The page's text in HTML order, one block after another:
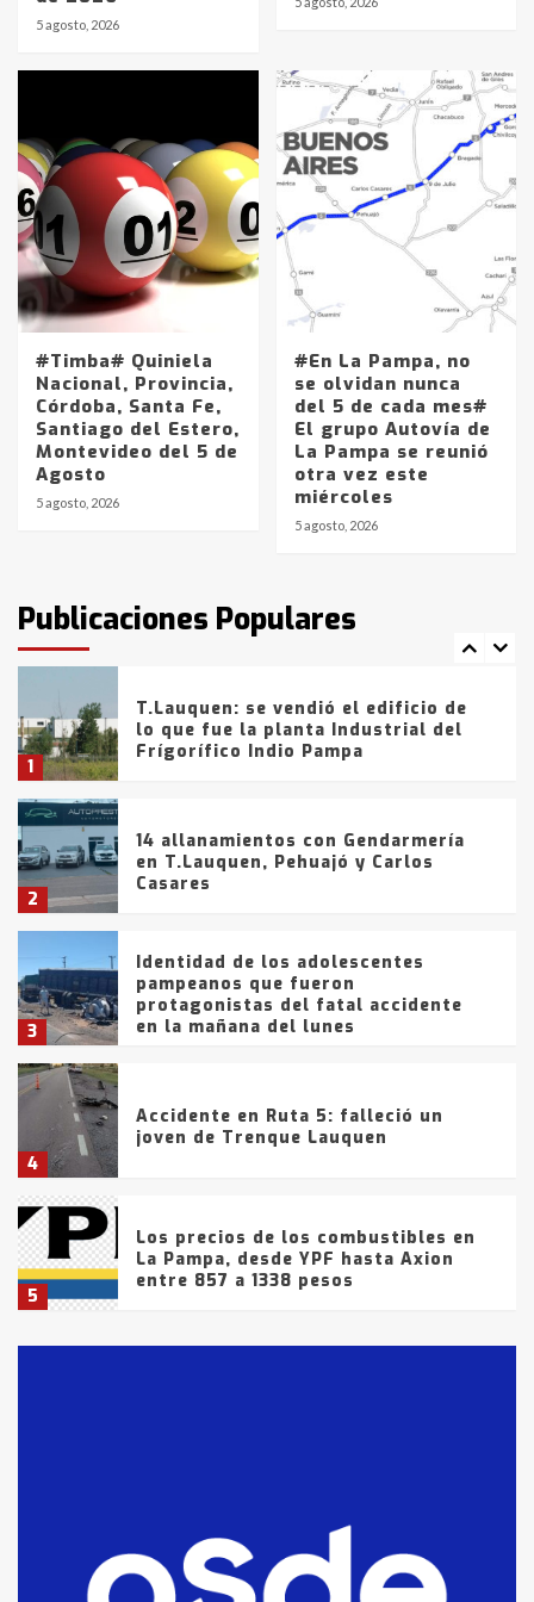
5 agosto, 2026
#Timba# Quiniela
Nacional, Provincia,
Córdoba, Santa Fe,
Santiago del Estero,
Montevideo del 5 de
Agosto
5 agosto, 2026
#En La Pampa, no
se olvidan nunca
del 5 de cada mes#
El grupo Autovía de
La Pampa se reunió
otra vez este
miércoles
5 agosto, 2026
Publicaciones Populares
protagonistas del fatal accidente
en la mañana del lunes
4
Accidente en Ruta 5: falleció un
joven de Trenque Lauquen
5
Los precios de los combustibles en
La Pampa, desde YPF hasta Axion
entre 857 a 1338 pesos
6
La Bolsa de Cereales de Bahía
Blanca anticipa que Agosto vendrá
con lluvias y heladas, en gran parte
fueron detenidos por
comercialización de drogas en la
tarde del sábado
1
T.Lauquen: se vendió el edificio de
lo que fue la planta Industrial del
Frígorífico Indio Pampa
2
14 allanamientos con Gendarmería
en T.Lauquen, Pehuajó y Carlos
Casares
3
Identidad de los adolescentes
pampeanos que fueron
protagonistas del fatal accidente
en la mañana del lunes
4
Accidente en Ruta 5: falleció un
joven de Trenque Lauquen
5
Los precios de los combustibles en
La Pampa, desde YPF hasta Axion
entre 857 a 1338 pesos
fueron detenidos por
comercialización de drogas en la
tarde del sábado